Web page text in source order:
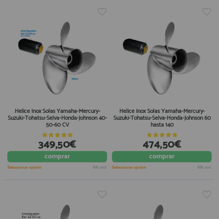
Helice Inox Solas Yamaha-Mercury-
Suzuki-Tohatsu-Selva-Honda-Johnson 40-
50-60 CV
349,50€
comprar
Seleccionar opción IVA incl.
Helice Inox Solas Yamaha-Mercury-
Suzuki-Tohatsu-Selva-Honda-Johnson 60
hasta 140
474,50€
comprar
Seleccionar opción IVA incl.